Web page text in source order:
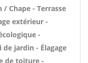
/ Chape - Terrasse
extérieur -
-
jardin - Élagage
de toiture -